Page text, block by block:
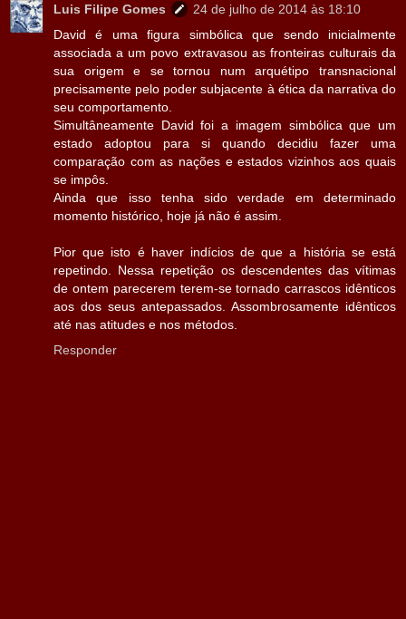
Luis Filipe Gomes
24 de julho de 2014 às 18:10
David é uma figura simbólica que sendo inicialmente
associada a um povo extravasou as fronteiras culturais da
sua origem e se tornou num arquétipo transnacional
precisamente pelo poder subjacente à ética da narrativa do
seu comportamento.
Simultâneamente David foi a imagem simbólica que um
estado adoptou para si quando decidiu fazer uma
comparação com as nações e estados vizinhos aos quais
se impôs.
Ainda que isso tenha sido verdade em determinado
momento histórico, hoje já não é assim.
Pior que isto é haver indícios de que a história se está
repetindo. Nessa repetição os descendentes das vítimas
de ontem parecerem terem-se tornado carrascos idênticos
aos dos seus antepassados. Assombrosamente idênticos
até nas atitudes e nos métodos.
Responder